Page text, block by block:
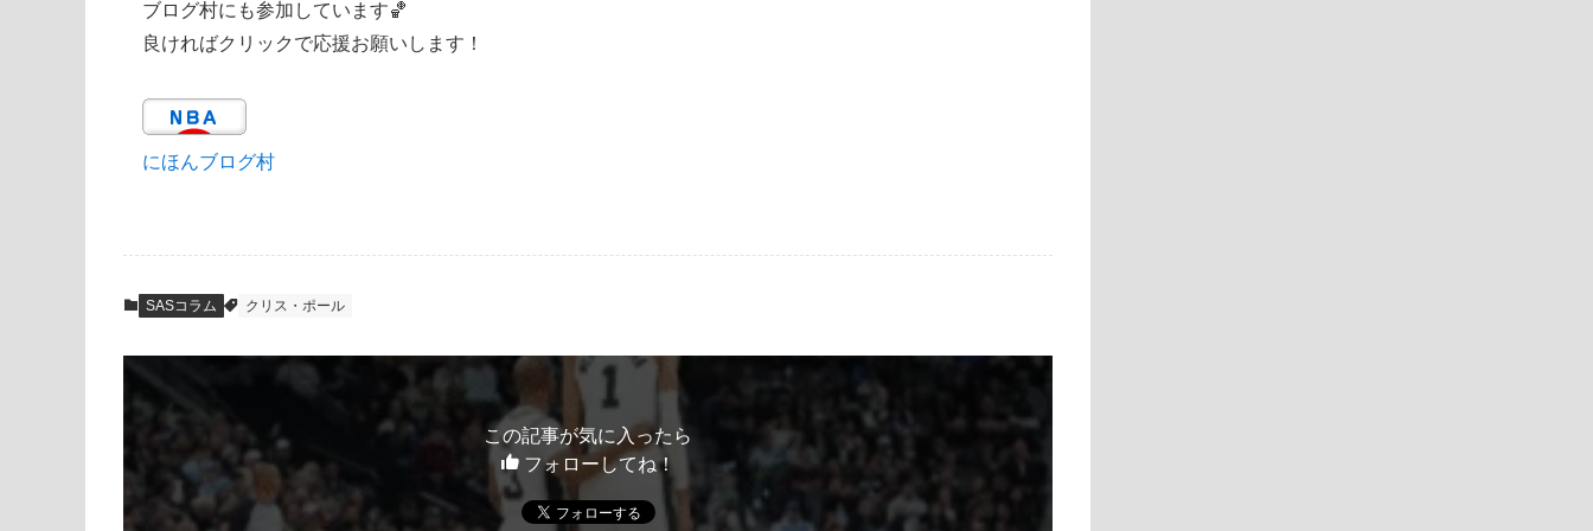
ブログ村にも参加しています🏀
良ければクリックで応援お願いします！
にほんブログ村
SASコラム クリス・ポール
この記事が気に入ったら
フォローしてね！